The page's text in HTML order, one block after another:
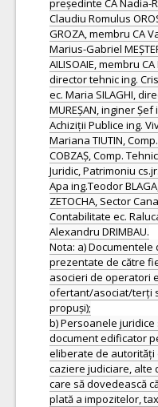
președinte CA Nadia-
Claudiu Romulus
GROZA, membru CA
Marius-Gabriel
AILISOAIE, membru
director tehnic ing.
ec. Maria SILAGHI,
MUREȘAN, inginer Șef
Achiziții Publice ing.
Mariana TIUTIN,
COBZAȘ, Comp.
Juridic, Patrimoniu
Apa ing.Teodor
ZETOCHA, Sector
Contabilitate ec.
Alexandru DRIMBAU.
Nota: a)
prezentate de către
asocieri de operatori
ofertant/asociat/terți
propuși);
b) Persoanele
document edificator
eliberate de autorități
caziere judiciare, alte
care să dovedească
plată a impozitelor,